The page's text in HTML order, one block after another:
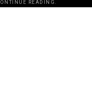
READING.